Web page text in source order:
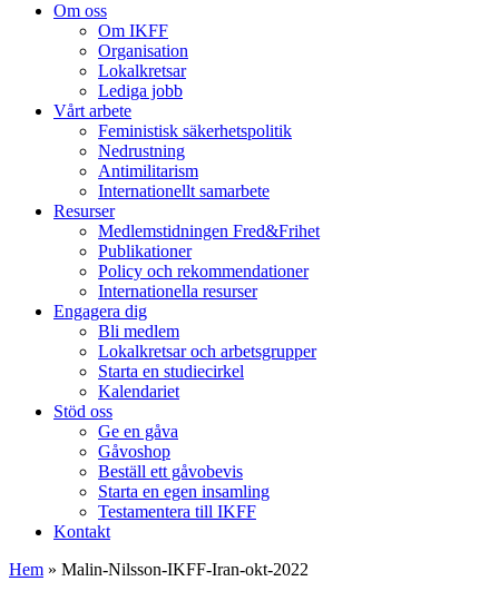
Om oss
Om IKFF
Organisation
Lokalkretsar
Lediga jobb
Vårt arbete
Feministisk säkerhetspolitik
Nedrustning
Antimilitarism
Internationellt samarbete
Resurser
Medlemstidningen Fred&Frihet
Publikationer
Policy och rekommendationer
Internationella resurser
Engagera dig
Bli medlem
Lokalkretsar och arbetsgrupper
Starta en studiecirkel
Kalendariet
Stöd oss
Ge en gåva
Gåvoshop
Beställ ett gåvobevis
Starta en egen insamling
Testamentera till IKFF
Kontakt
Hem » Malin-Nilsson-IKFF-Iran-okt-2022